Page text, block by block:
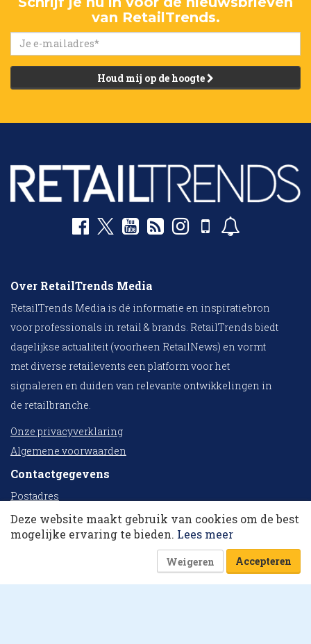
van RetailTrends.
Houd mij op de hoogte
Over RetailTrends Media
RetailTrends Media is dé informatie en inspiratiebron
voor professionals in retail & brands. RetailTrends biedt
dagelijkse actualiteit (voorheen RetailNews) en vormt
met diverse retailevents een platform voor het
signaleren en duiden van relevante ontwikkelingen in
de retailbranche.
Onze privacyverklaring
Algemene voorwaarden
Contactgegevens
Postadres
Postbus 78
6720 AB Bennekom
Deze website maakt gebruik van cookies om de best
mogelijke ervaring te bieden. Lees meer
Weigeren Accepteren
10 collega’s
Korting op events